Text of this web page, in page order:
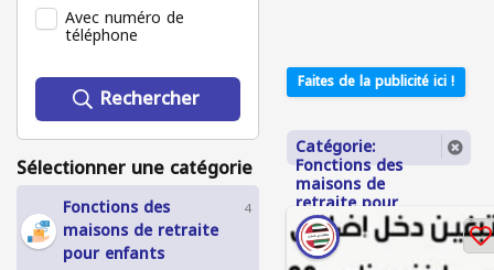
Avec numéro de
téléphone
Rechercher
Sélectionner une catégorie
Fonctions des
maisons de retraite
pour enfants
4
Faites de la publicité ici !
Catégorie:
Fonctions des
maisons de
retraite pour
enfants